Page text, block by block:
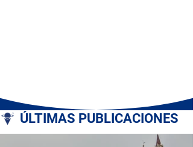
ÚLTIMAS PUBLICACIONES